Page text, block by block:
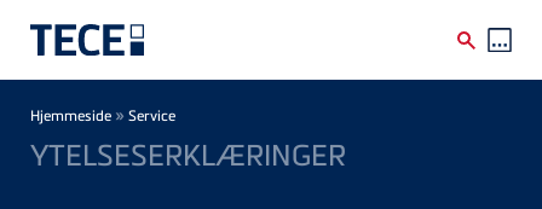
Breadcrumb
Hjemmeside » Service
YTELSESERKLÆRINGER